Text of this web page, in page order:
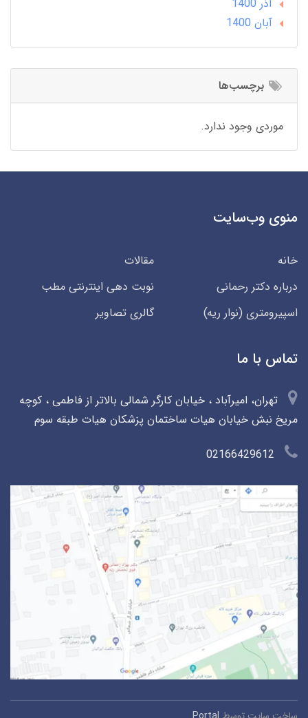
آذر 1400
آبان 1400
برچسب‌ها
موردی وجود ندارد.
منوی وب‌سایت
خانه
مقالات
درباره دکتر رحمانی
نوبت دهی اینترنتی مطب
اسپیرومتری (نوار ریه)
گالری تصاویر
تماس با ما
تهران، امیرآباد ، خیابان کارگر شمالی بالاتر از فاطمی ، کوچه
مریخ نبش خیابان هیات ساختمان پزشکان هیات طبقه سوم